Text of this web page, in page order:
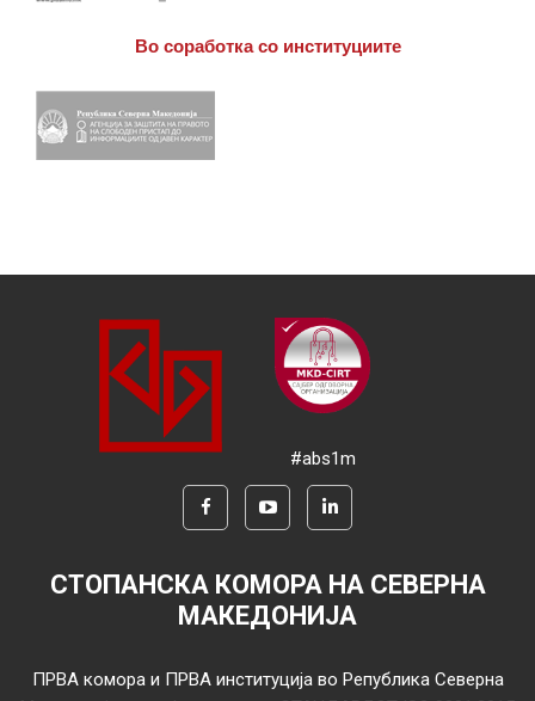
Во соработка со институциите
#abs1m
СТОПАНСКА КОМОРА НА СЕВЕРНА
МАКЕДОНИЈА
ПРВА комора и ПРВА институција во Република Северна